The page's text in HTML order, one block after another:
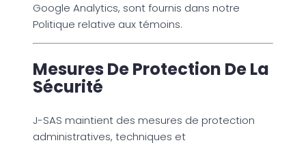
Google Analytics, sont fournis dans notre
Politique relative aux témoins.
Mesures De Protection De La
Sécurité
J-SAS maintient des mesures de protection
administratives, techniques et